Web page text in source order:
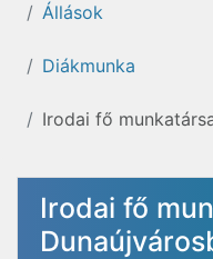
Állások
Diákmunka
Irodai fő
Irodai fő